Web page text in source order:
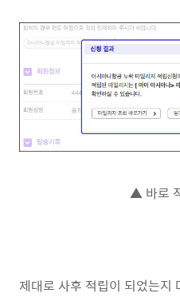
▲ 바로
제대로 사후 적립이 되었는지